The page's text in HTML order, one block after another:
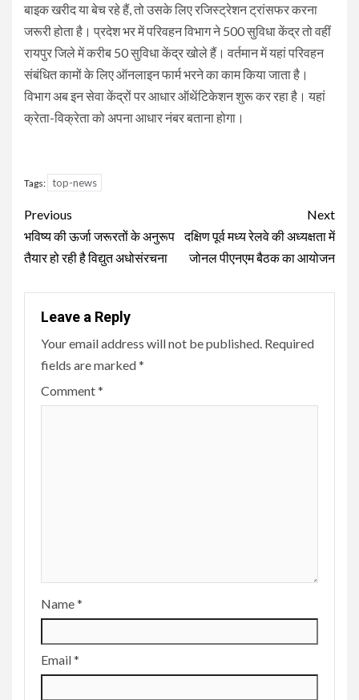
बाइक खरीद या बेच रहे हैं, तो उसके लिए रजिस्ट्रेशन ट्रांसफर करना
जरूरी होता है। प्रदेश भर में परिवहन विभाग ने 500 सुविधा केंद्र तो वहीं
रायपुर जिले में करीब 50 सुविधा केंद्र खोले हैं। वर्तमान में यहां परिवहन
संबंधित कामों के लिए ऑनलाइन फार्म भरने का काम किया जाता है।
विभाग अब इन सेवा केंद्रों पर आधार ऑथेंटिकेशन शुरू कर रहा है। यहां
क्रेता-विक्रेता को अपना आधार नंबर बताना होगा।
Tags: top-news
Continue
Reading
Previous
भविष्य की ऊर्जा जरूरतों के अनुरूप
तैयार हो रही है विद्युत अधोसंरचना
Next
दक्षिण पूर्व मध्य रेलवे की अध्यक्षता में
जोनल पीएनएम बैठक का आयोजन
Leave a Reply
Your email address will not be published. Required
fields are marked*
Comment*
Name*
Email*